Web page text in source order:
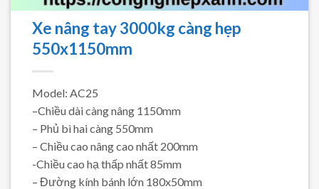
Xe nâng tay 3000kg càng hẹp
550x1150mm
Model: AC25
–Chiều dài càng nâng 1150mm
– Phủ bì hai càng 550mm
– Chiều cao nâng cao nhất 200mm
-Chiều cao hạ thấp nhất 85mm
– Đường kính bánh lớn 180x50mm